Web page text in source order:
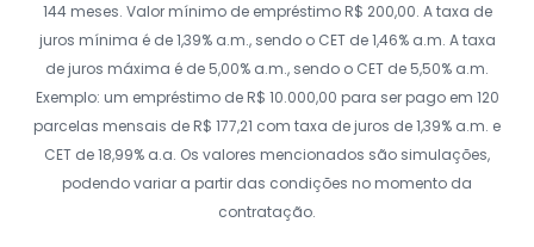
144 meses. Valor mínimo de empréstimo R$ 200,00. A taxa de
juros mínima é de 1,39% a.m., sendo o CET de 1,46% a.m. A taxa
de juros máxima é de 5,00% a.m., sendo o CET de 5,50% a.m.
Exemplo: um empréstimo de R$ 10.000,00 para ser pago em 120
parcelas mensais de R$ 177,21 com taxa de juros de 1,39% a.m. e
CET de 18,99% a.a. Os valores mencionados são simulações,
podendo variar a partir das condições no momento da
contratação.